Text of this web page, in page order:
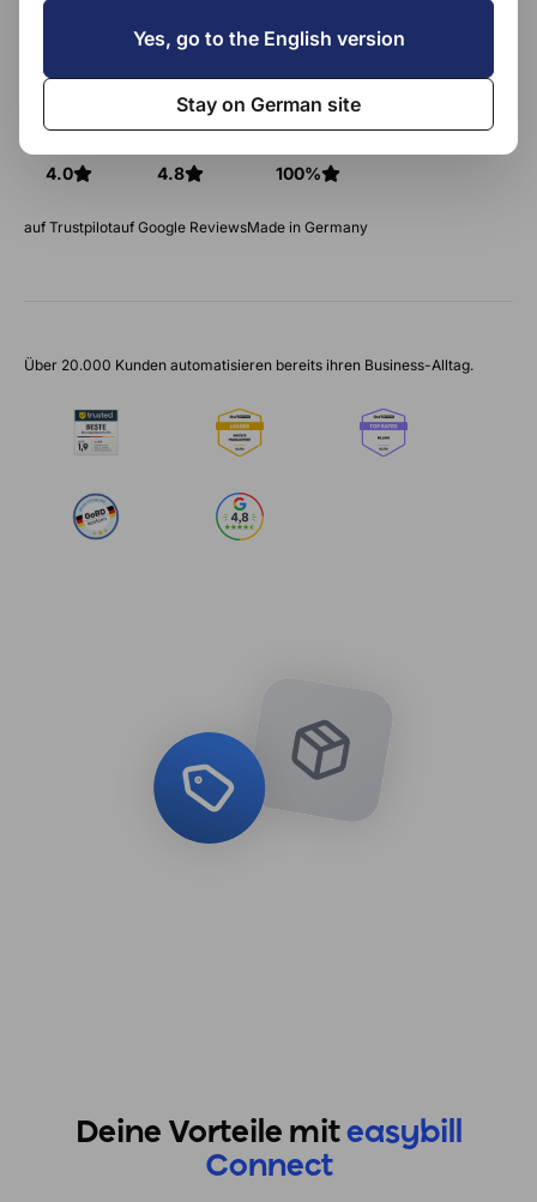
Einloggen und ausprobieren
4.0
auf Trustpilot
4.8
auf Google Reviews
100%
Made in Germany
Über 20.000 Kunden automatisieren bereits ihren Business-Alltag.
Deine Vorteile miteasybill
Connect
Yes, go to the English version
Stay on German site